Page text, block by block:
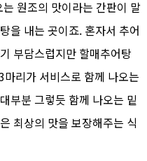
원조의 맛이라는 간판이 말
을 내는 곳이죠. 혼자서 추어
부담스럽지만 할매추어탕
리가 서비스로 함께 나오는
부분 그렇듯 함께 나오는 밑
최상의 맛을 보장해주는 식